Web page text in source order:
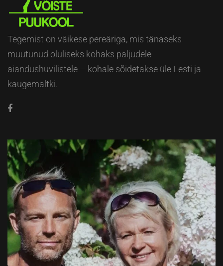
Tegemist on väikese pereäriga, mis tänaseks
muutunud oluliseks kohaks paljudele
aiandushuvilistele – kohale sõidetakse üle Eesti ja
kaugemaltki.